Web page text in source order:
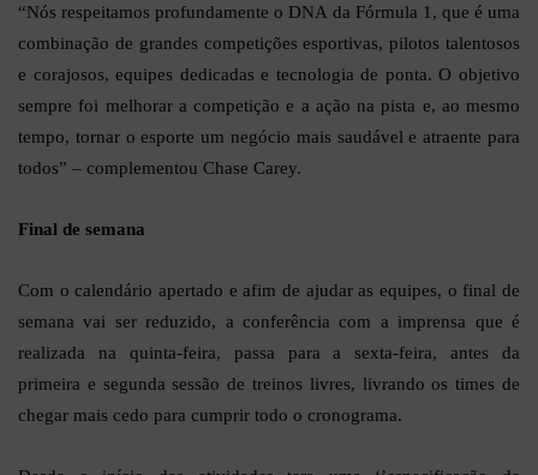
“Nós respeitamos profundamente o DNA da Fórmula 1, que é uma
combinação de grandes competições esportivas, pilotos talentosos
e corajosos, equipes dedicadas e tecnologia de ponta. O objetivo
sempre foi melhorar a competição e a ação na pista e, ao mesmo
tempo, tornar o esporte um negócio mais saudável e atraente para
todos” – complementou Chase Carey.
Final de semana
Com o calendário apertado e afim de ajudar as equipes, o final de
semana vai ser reduzido, a conferência com a imprensa que é
realizada na quinta-feira, passa para a sexta-feira, antes da
primeira e segunda sessão de treinos livres, livrando os times de
chegar mais cedo para cumprir todo o cronograma.